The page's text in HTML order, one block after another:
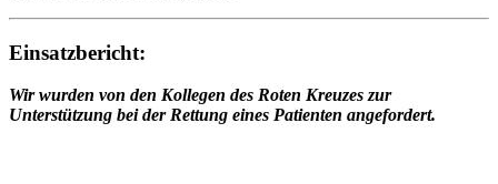
Einsatzbericht:
Wir wurden von den Kollegen des Roten Kreuzes zur
Unterstützung bei der Rettung eines Patienten angefordert.